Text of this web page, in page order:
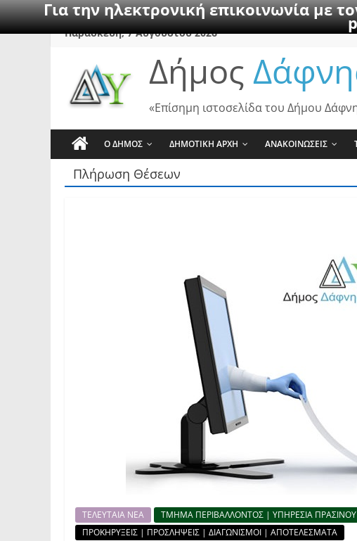
Για την ηλεκτρονική επικοινωνία με
SkipΠαρασκευή, 7 Αυγούστου 2026
Δήμος
«Επίσημη ιστοσελίδα του Δήμου
Ο ΔΗΜΟΣ ΔΗΜΟΤΙΚΗ ΑΡΧΗ ΑΝΑΚΟΙΝΩΣΕΙΣ
Πλήρωση Θέσεων
ΤΕΛΕΥΤΑΙΑ ΝΕΑ ΤΜΗΜΑ ΠΕΡΙΒΑΛΛΟΝΤΟΣ | ΥΠΗΡΕΣΙΑ
ΠΡΟΚΗΡΥΞΕΙΣ | ΠΡΟΣΛΗΨΕΙΣ | ΔΙΑΓΩΝΙΣΜΟΙ | ΑΠΟΤΕΛΕΣΜΑΤΑ